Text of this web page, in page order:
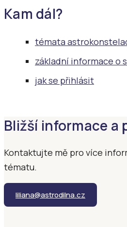
Kam dál?
témata
základní informace o
jak se přihlásit
Bližší informace a
Kontaktujte mě pro více
tématu.
liliana@astrodilna.cz